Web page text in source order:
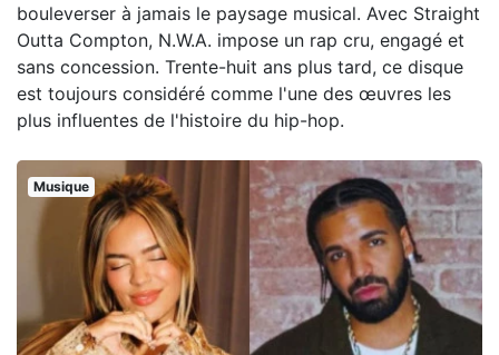
bouleverser à jamais le paysage musical. Avec Straight
Outta Compton, N.W.A. impose un rap cru, engagé et
sans concession. Trente-huit ans plus tard, ce disque
est toujours considéré comme l'une des œuvres les
plus influentes de l'histoire du hip-hop.
Musique